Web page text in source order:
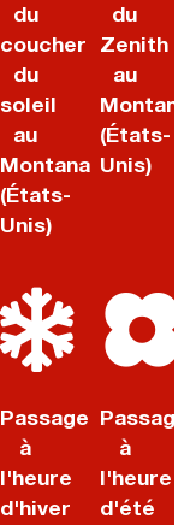
du
coucher
du
soleil
au
Montana
(États-
Unis)
du
Zenith
au
Montana
(États-
Unis)
Passage
à
l'heure
d'hiver
Passage
à
l'heure
d'été